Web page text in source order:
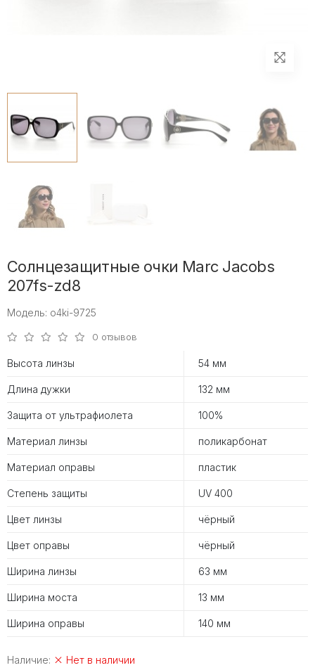
Солнцезащитные очки Marc Jacobs
207fs-zd8
Модель: o4ki-9725
0 отзывов
Высота линзы 54 мм
Длина дужки 132 мм
Защита от ультрафиолета 100%
Материал линзы поликарбонат
Материал оправы пластик
Степень защиты UV 400
Цвет линзы чёрный
Цвет оправы чёрный
Ширина линзы 63 мм
Ширина моста 13 мм
Ширина оправы 140 мм
Наличие: Нет в наличии